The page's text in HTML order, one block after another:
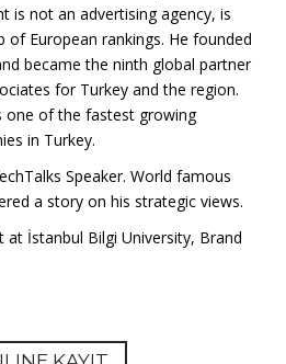
is not an advertising agency, is
of European rankings. He founded
became the ninth global partner
for Turkey and the region.
one of the fastest growing
in Turkey.
Speaker. World famous
a story on his strategic views.
at İstanbul Bilgi University, Brand